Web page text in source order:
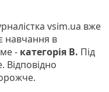
vsim.ua вже
навчання в
- категорія B. Під
Відповідно